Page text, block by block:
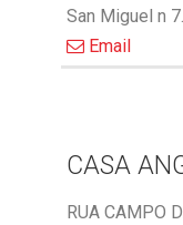
San Miguel n
Email
CASA
RUA CAMPO